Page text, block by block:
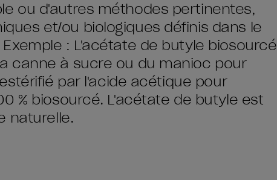
ou d'autres méthodes pertinentes,
et/ou biologiques définis dans le
: L'acétate de butyle biosourcé
canne à sucre ou du manioc pour
par l'acide acétique pour
% biosourcé. L'acétate de butyle est
naturelle.